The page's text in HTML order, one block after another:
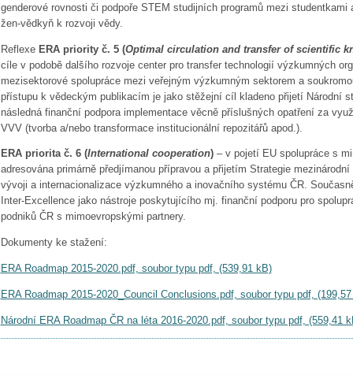
genderové rovnosti či podpoře STEM studijních programů mezi
žen-vědkyň k rozvoji vědy.
Reflexe ERA priority č. 5 (Optimal circulation and transfer of scientific
cíle v podobě dalšího rozvoje center pro transfer technologií výzkumných
mezisektorové spolupráce mezi veřejným výzkumným sektorem a
přístupu k vědeckým publikacím je jako stěžejní cíl kladeno přijetí Národní
následná finanční podpora implementace věcně příslušných opatření za
VVV (tvorba a/nebo transformace institucionální repozitářů apod.).
ERA priorita č. 6 (International cooperation)– v pojetí EU spolupráce s
adresována primárně předjímanou přípravou a přijetím Strategie
vývoji a internacionalizace výzkumného a inovačního systému ČR.
Inter-Excellence jako nástroje poskytujícího mj. finanční podporu pro
podniků ČR s mimoevropskými partnery.
Dokumenty ke stažení:
ERA Roadmap 2015-2020.pdf, soubor typu pdf, (539,91 kB)
ERA Roadmap 2015-2020_Council Conclusions.pdf, soubor typu pdf,
Národní ERA Roadmap ČR na léta 2016-2020.pdf, soubor typu pdf, (559,41